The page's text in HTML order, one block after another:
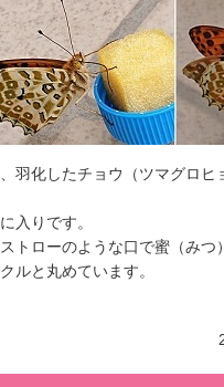
羽化したチョウ（ツマグロヒ
入りです。
トローのような口で蜜（みつ
ルと丸めています。